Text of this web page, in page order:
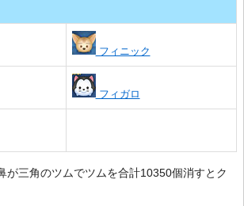
フィニック
フィガロ
が三角のツムでツムを合計10350個消すとク